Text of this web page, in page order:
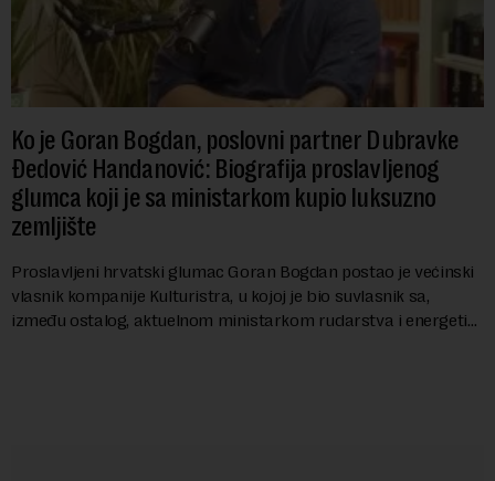
Ko je Goran Bogdan, poslovni partner Dubravke
Đedović Handanović: Biografija proslavljenog
glumca koji je sa ministarkom kupio luksuzno
zemljište
Proslavljeni hrvatski glumac Goran Bogdan postao je većinski
vlasnik kompanije Kulturistra, u kojoj je bio suvlasnik sa,
između ostalog, aktuelnom ministarkom rudarstva i energetike